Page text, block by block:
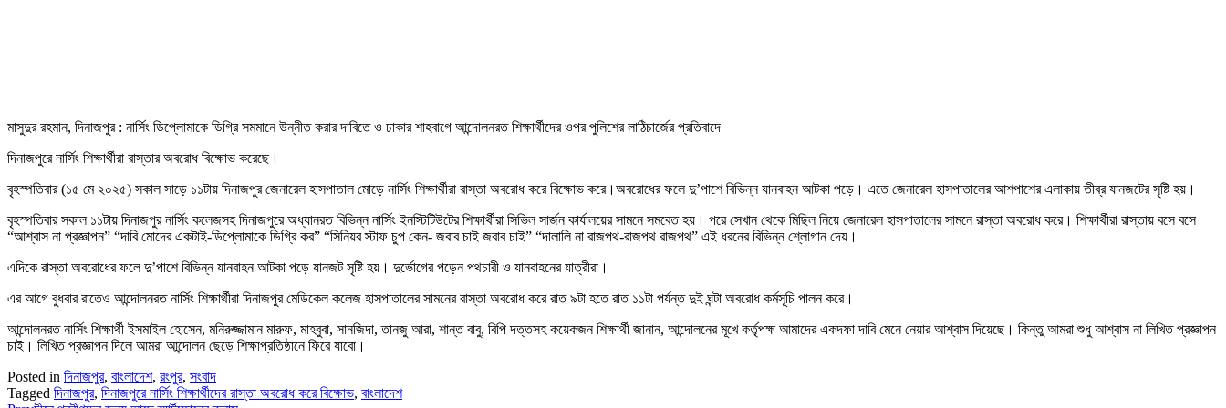
মাসুদুর রহমান, দিনাজপুর : নার্সিং ডিপ্লোমাকে ডিগ্রি সমমানে উন্নীত করার দাবিতে ও ঢাকার শাহবাগে আন্দোলনরত শিক্ষার্থীদের ওপর পুলিশের লাঠিচার্জের প্রতিবাদে
দিনাজপুরে নার্সিং শিক্ষার্থীরা রাস্তার অবরোধ বিক্ষোভ করেছে।
বৃহস্পতিবার (১৫ মে ২০২৫) সকাল সাড়ে ১১টায় দিনাজপুর জেনারেল হাসপাতাল মোড়ে নার্সিং শিক্ষার্থীরা রাস্তা অবরোধ করে বিক্ষোভ করে।অবরোধের ফলে দু’পাশে বিভিন্ন যানবাহন আটকা পড়ে। এতে জেনারেল হাসপাতালের আশপাশের এলাকায় তীব্র যানজটের সৃষ্টি হয়।
বৃহস্পতিবার সকাল ১১টায় দিনাজপুর নার্সিং কলেজসহ দিনাজপুরে অধ্যানরত বিভিন্ন নার্সিং ইনস্টিটিউটের শিক্ষার্থীরা সিভিল সার্জন কার্যালয়ের সামনে সমবেত হয়। পরে সেখান থেকে মিছিল নিয়ে জেনারেল হাসপাতালের সামনে রাস্তা অবরোধ করে। শিক্ষার্থীরা রাস্তায় বসে বসে
“আশ্বাস না প্রজ্ঞাপন” “দাবি মোদের একটাই-ডিপ্লোমাকে ডিগ্রি কর” “সিনিয়র স্টাফ চুপ কেন- জবাব চাই জবাব চাই” “দালালি না রাজপথ-রাজপথ রাজপথ” এই ধরনের বিভিন্ন শ্লোগান দেয়।
এদিকে রাস্তা অবরোধের ফলে দু’পাশে বিভিন্ন যানবাহন আটকা পড়ে যানজট সৃষ্টি হয়। দুর্ভোগের পড়েন পথচারী ও যানবাহনের যাত্রীরা।
এর আগে বুধবার রাতেও আন্দোলনরত নার্সিং শিক্ষার্থীরা দিনাজপুর মেডিকেল কলেজ হাসপাতালের সামনের রাস্তা অবরোধ করে রাত ৯টা হতে রাত ১১টা পর্যন্ত দুই ঘন্টা অবরোধ কর্মসূচি পালন করে।
আন্দোলনরত নার্সিং শিক্ষার্থী ইসমাইল হোসেন, মনিরুজ্জামান মারুফ, মাহবুবা, সানজিদা, তানজু আরা, শান্ত বাবু, বিপি দত্তসহ কয়েকজন শিক্ষার্থী জানান, আন্দোলনের মূখে কর্তৃপক্ষ আমাদের একদফা দাবি মেনে নেয়ার আশ্বাস দিয়েছে। কিন্তু আমরা শুধু আশ্বাস না লিখিত প্রজ্ঞাপন
চাই। লিখিত প্রজ্ঞাপন দিলে আমরা আন্দোলন ছেড়ে শিক্ষাপ্রতিষ্ঠানে ফিরে যাবো।
Posted in দিনাজপুর, বাংলাদেশ, রংপুর, সংবাদ
Tagged দিনাজপুর, দিনাজপুরে নার্সিং শিক্ষার্থীদের রাস্তা অবরোধ করে বিক্ষোভ, বাংলাদেশ